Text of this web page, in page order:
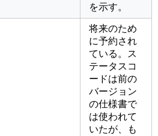
を示す。
将来のため
に予約され
ている。ス
テータスコ
ードは前の
バージョン
の仕様書で
は使われて
いたが、も